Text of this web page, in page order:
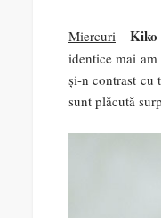
Miercuri -
identice mai am
și-n contrast cu
sunt plăcută